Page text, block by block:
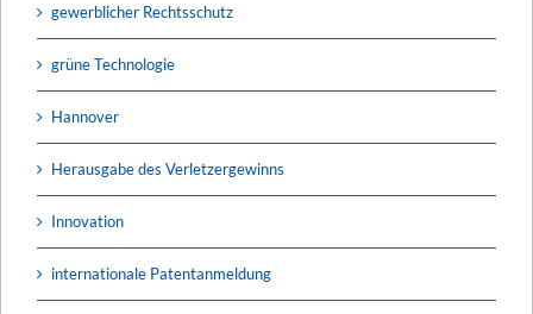
gewerblicher Rechtsschutz
grüne Technologie
Hannover
Herausgabe des Verletzergewinns
Innovation
internationale Patentanmeldung